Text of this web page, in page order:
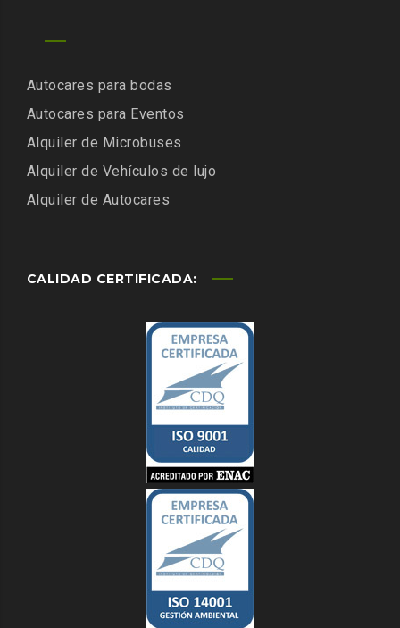
Autocares para bodas
Autocares para Eventos
Alquiler de Microbuses
Alquiler de Vehículos de lujo
Alquiler de Autocares
CALIDAD CERTIFICADA: